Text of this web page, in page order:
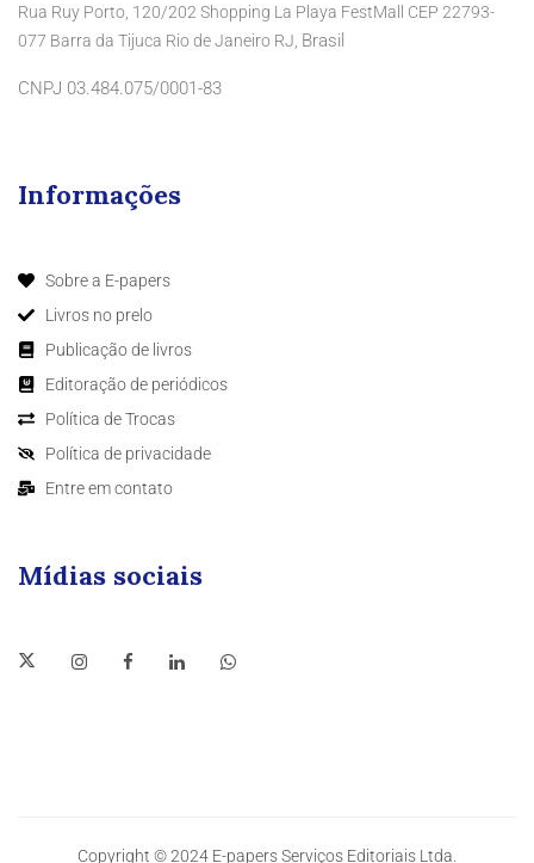
Rua Ruy Porto, 120/202 Shopping La Playa FestMall CEP 22793-
077 Barra da Tijuca Rio de Janeiro RJ, Brasil
CNPJ 03.484.075/0001-83
Informações
Sobre a E-papers
Livros no prelo
Publicação de livros
Editoração de periódicos
Política de Trocas
Política de privacidade
Entre em contato
Mídias sociais
Copyright © 2024 E-papers Serviços Editoriais Ltda.